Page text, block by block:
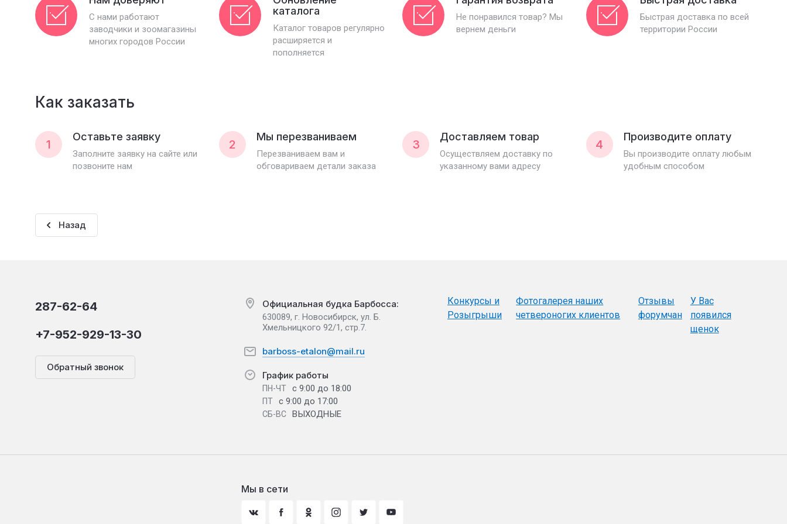
С нами работают
заводчики и зоомагазины
многих городов России
каталога
Каталог товаров регулярно
расширяется и
пополняется
Не понравился товар? Мы
вернем деньги
Быстрая доставка по всей
территории России
Как заказать
1
Оставьте заявку
Заполните заявку на сайте или
позвоните нам
2
Мы перезваниваем
Перезваниваем вам и
обговариваем детали заказа
3
Доставляем товар
Осуществляем доставку по
указанному вами адресу
4
Производите оплату
Вы производите оплату любым
удобным способом
Назад
287-62-64
+7-952-929-13-30
Обратный звонок
Официальная будка Барбосса:
630089, г. Новосибирск, ул. Б.
Хмельницкого 92/1, стр.7.
barboss-etalon@mail.ru
График работы
ПН-ЧТ с 9:00 до 18:00
ПТ с 9:00 до 17:00
СБ-ВС ВЫХОДНЫЕ
Конкурсы и
Розыгрыши
Фотогалерея наших
четвероногих клиентов
Отзывы
форумчан
У Вас
появился
щенок
Мы в сети